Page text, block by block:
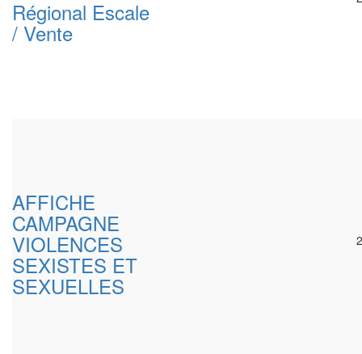
Régional Escale
/ Vente
AFFICHE
CAMPAGNE
VIOLENCES
SEXISTES ET
SEXUELLES